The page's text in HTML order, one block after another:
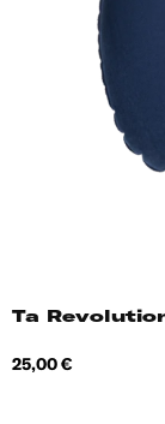
Ta
Hind
25,00 €